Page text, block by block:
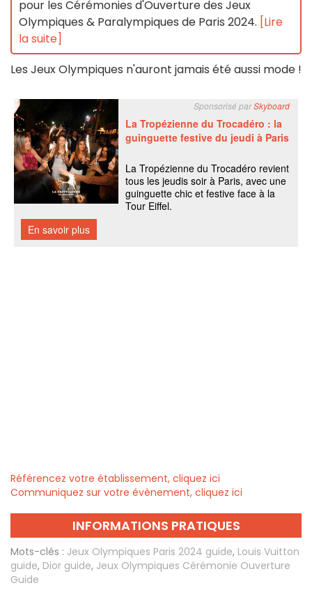
pour les Cérémonies d'Ouverture des Jeux
Olympiques & Paralympiques de Paris 2024. [Lire
la suite]
Les Jeux Olympiques n'auront jamais été aussi mode !
Référencez votre établissement, cliquez ici
Communiquez sur votre évènement, cliquez ici
INFORMATIONS PRATIQUES
Mots-clés : Jeux Olympiques Paris 2024 guide, Louis Vuitton
guide, Dior guide, Jeux Olympiques Cérémonie Ouverture
Guide